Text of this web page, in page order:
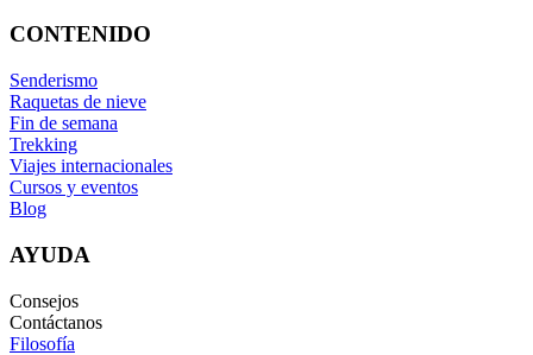
CONTENIDO
Senderismo
Raquetas de nieve
Fin de semana
Trekking
Viajes internacionales
Cursos y eventos
Blog
AYUDA
Consejos
Contáctanos
Filosofía